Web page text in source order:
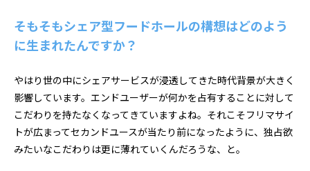
そもそもシェア型フードホールの構想はどのよう
に生まれたんですか？
やはり世の中にシェアサービスが浸透してきた時代背景が大きく
影響しています。エンドユーザーが何かを占有することに対して
こだわりを持たなくなってきていますよね。それこそフリマサイ
トが広まってセカンドユースが当たり前になったように、独占欲
みたいなこだわりは更に薄れていくんだろうな、と。